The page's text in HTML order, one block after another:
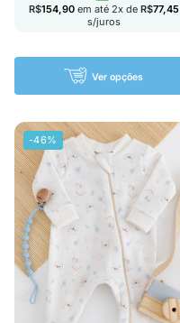
R$154,90 em até 2x de R$77,45
s/juros
Ver opções
-46%